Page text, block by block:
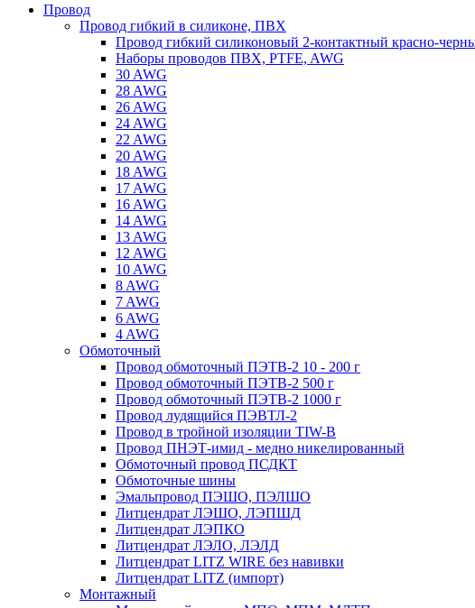
Провод
Провод гибкий в силиконе, ПВХ
Провод гибкий силиконовый 2-контактный красно-
Наборы проводов ПВХ, PTFE, AWG
30 AWG
28 AWG
26 AWG
24 AWG
22 AWG
20 AWG
18 AWG
17 AWG
16 AWG
14 AWG
13 AWG
12 AWG
10 AWG
8 AWG
7 AWG
6 AWG
4 AWG
Обмоточный
Провод обмоточный ПЭТВ-2 10 - 200 г
Провод обмоточный ПЭТВ-2 500 г
Провод обмоточный ПЭТВ-2 1000 г
Провод лудящийся ПЭВТЛ-2
Провод в тройной изоляции TIW-B
Провод ПНЭТ-имид - медно никелированный
Обмоточный провод ПСДКТ
Обмоточные шины
Эмальпровод ПЭШО, ПЭЛШО
Литцендрат ЛЭШО, ЛЭПШД
Литцендрат ЛЭПКО
Литцендрат ЛЭЛО, ЛЭЛД
Литцендрат LITZ WIRE без навивки
Литцендрат LITZ (импорт)
Монтажный